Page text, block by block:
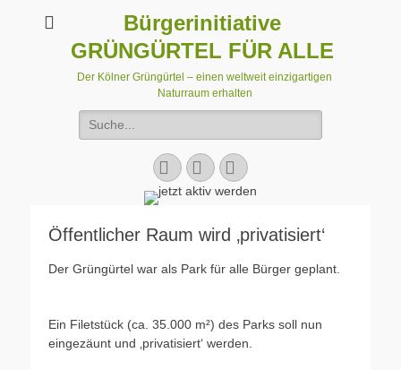
Bürgerinitiative
GRÜNGÜRTEL FÜR ALLE
Der Kölner Grüngürtel – einen weltweit einzigartigen
Naturraum erhalten
Suchen
nach:
Facebook
E-
Mail
Instagram
Öffentlicher Raum wird ‚privatisiert‘
Der Grüngürtel war als Park für alle Bürger geplant.
Ein Filetstück (ca. 35.000 m²) des Parks soll nun
eingezäunt und ‚privatisiert‘ werden.